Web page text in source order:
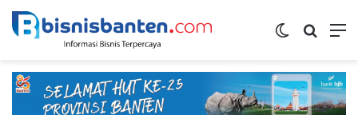
Switch skin